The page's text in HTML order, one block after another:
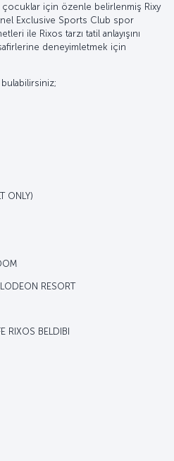
çocuklar için özenle belirlenmiş Rixy
Exclusive Sports Club spor
ile Rixos tarzı tatil anlayışını
deneyimletmek için
bulabilirsiniz;
ONLY)
RESORT
RIXOS BELDIBI